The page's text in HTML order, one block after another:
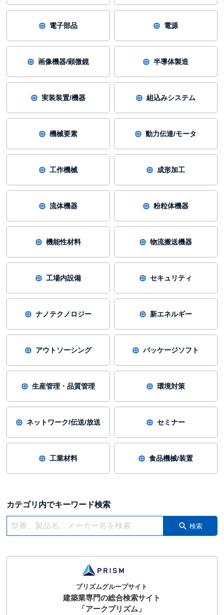
電子部品 電源
画像機器/顕微鏡 半導体製造
実装装置/機器 組込みシステム
機械要素 動力伝達/モータ
工作機械 成形加工
流体機器 粉粒体機器
機能性材料 物流搬送機器
工場内設備 セキュリティ
ナノテクノロジー 新エネルギー
アウトソーシング パッケージソフト
生産管理・品質管理 環境対策
ネットワーク/伝送/放送 セミナー
工業材料 食品機械/装置
カテゴリ内でキーワード検索
検索
プリズムグループサイト
建築業専門の総合検索サイト
「アークプリズム」